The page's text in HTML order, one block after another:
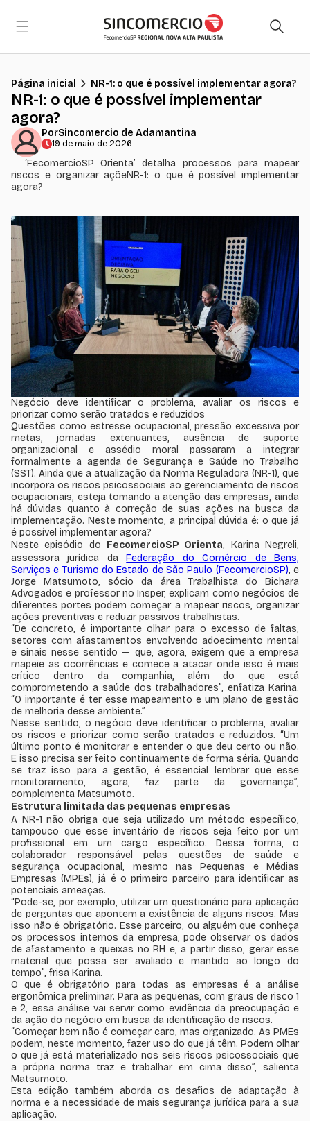
Página inicial NR-1: o que é possível implementar agora?
NR-1: o que é possível implementar
agora?
PorSincomercio de Adamantina
19 de maio de 2026
‘FecomercioSP Orienta’ detalha processos para mapear
riscos e organizar açõeNR-1: o que é possível implementar
agora?
Negócio deve identificar o problema, avaliar os riscos e
priorizar como serão tratados e reduzidos
Questões como estresse ocupacional, pressão excessiva por
metas, jornadas extenuantes, ausência de suporte
organizacional e assédio moral passaram a integrar
formalmente a agenda de Segurança e Saúde no Trabalho
(SST). Ainda que a atualização da Norma Reguladora (NR-1), que
incorpora os riscos psicossociais ao gerenciamento de riscos
ocupacionais, esteja tomando a atenção das empresas, ainda
há dúvidas quanto à correção de suas ações na busca da
implementação. Neste momento, a principal dúvida é: o que já
é possível implementar agora?
Neste episódio do FecomercioSP Orienta, Karina Negreli,
assessora jurídica daFederação do Comércio de Bens,
Serviços e Turismo do Estado de São Paulo (FecomercioSP), e
Jorge Matsumoto, sócio da área Trabalhista do Bichara
Advogados e professor no Insper, explicam como negócios de
diferentes portes podem começar a mapear riscos, organizar
ações preventivas e reduzir passivos trabalhistas.
“De concreto, é importante olhar para o excesso de faltas,
setores com afastamentos envolvendo adoecimento mental
e sinais nesse sentido — que, agora, exigem que a empresa
mapeie as ocorrências e comece a atacar onde isso é mais
crítico dentro da companhia, além do que está
comprometendo a saúde dos trabalhadores”, enfatiza Karina.
“O importante é ter esse mapeamento e um plano de gestão
de melhoria desse ambiente.”
Nesse sentido, o negócio deve identificar o problema, avaliar
os riscos e priorizar como serão tratados e reduzidos. “Um
último ponto é monitorar e entender o que deu certo ou não.
E isso precisa ser feito continuamente de forma séria. Quando
se traz isso para a gestão, é essencial lembrar que esse
monitoramento, agora, faz parte da governança”,
complementa Matsumoto.
Estrutura limitada das pequenas empresas
A NR-1 não obriga que seja utilizado um método específico,
tampouco que esse inventário de riscos seja feito por um
profissional em um cargo específico. Dessa forma, o
colaborador responsável pelas questões de saúde e
segurança ocupacional, mesmo nas Pequenas e Médias
Empresas (MPEs), já é o primeiro parceiro para identificar as
potenciais ameaças.
“Pode-se, por exemplo, utilizar um questionário para aplicação
de perguntas que apontem a existência de alguns riscos. Mas
isso não é obrigatório. Esse parceiro, ou alguém que conheça
os processos internos da empresa, pode observar os dados
de afastamento e queixas no RH e, a partir disso, gerar esse
material que possa ser avaliado e mantido ao longo do
tempo”, frisa Karina.
O que é obrigatório para todas as empresas é a análise
ergonômica preliminar. Para as pequenas, com graus de risco 1
e 2, essa análise vai servir como evidência da preocupação e
da ação do negócio em busca da identificação de riscos.
“Começar bem não é começar caro, mas organizado. As PMEs
podem, neste momento, fazer uso do que já têm. Podem olhar
o que já está materializado nos seis riscos psicossociais que
a própria norma traz e trabalhar em cima disso”, salienta
Matsumoto.
Esta edição também aborda os desafios de adaptação à
norma e a necessidade de mais segurança jurídica para a sua
aplicação.